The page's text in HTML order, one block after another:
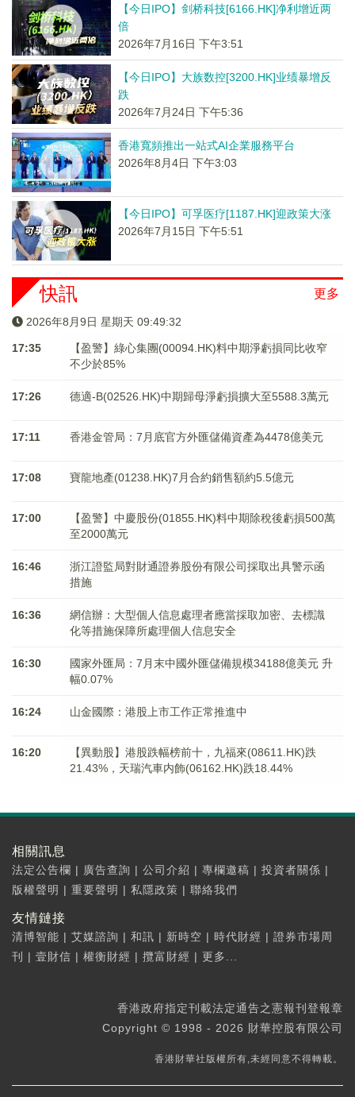
【今日IPO】剑桥科技[6166.HK]净利增近两
倍
2026年7月16日 下午3:51
【今日IPO】大族数控[3200.HK]业绩暴增反
跌
2026年7月24日 下午5:36
香港寬頻推出一站式AI企業服務平台
2026年8月4日 下午3:03
【今日IPO】可孚医疗[1187.HK]迎政策大涨
2026年7月15日 下午5:51
更多
快訊
2026年8月9日 星期天 09:49:33
17:35
【盈警】綠心集團(00094.HK)料中期淨虧損同比收窄
不少於85%
17:26 德適-B(02526.HK)中期歸母淨虧損擴大至5588.3萬元
17:11 香港金管局：7月底官方外匯儲備資產為4478億美元
17:08 寶龍地產(01238.HK)7月合約銷售額約5.5億元
17:00
【盈警】中慶股份(01855.HK)料中期除稅後虧損500萬
至2000萬元
16:46
浙江證監局對財通證券股份有限公司採取出具警示函
措施
16:36
網信辦：大型個人信息處理者應當採取加密、去標識
化等措施保障所處理個人信息安全
16:30
國家外匯局：7月末中國外匯儲備規模34188億美元 升
幅0.07%
16:24 山金國際：港股上市工作正常推進中
16:20
【異動股】港股跌幅榜前十，九福來(08611.HK)跌
21.43%，天瑞汽車内飾(06162.HK)跌18.44%
相關訊息
法定公告欄 | 廣告查詢 | 公司介紹 | 專欄邀稿 | 投資者關係 |
版權聲明 | 重要聲明 | 私隱政策 | 聯絡我們
友情鏈接
清博智能 | 艾媒諮詢 | 和訊 | 新時空 | 時代財經 | 證券市場周
刊
| 壹財信 | 權衡財經 | 攬富財經 | 更多...
香港政府指定刊載法定通告之憲報刊登報章
Copyright © 1998 - 2026 財華控股有限公司
香港財華社版權所有,未經同意不得轉載。